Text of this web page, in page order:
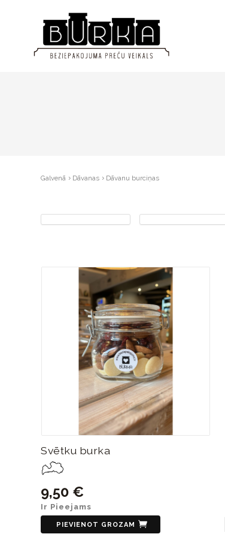
Galvenā Dāvanas Dāvanu burciņas
Svētku burka
9,50 €
Ir Pieejams
PIEVIENOT GROZAM